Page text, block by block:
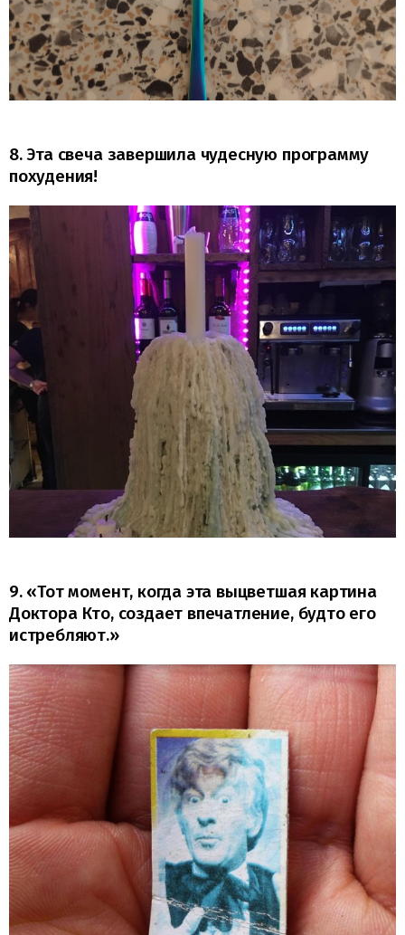
8. Эта свеча завершила чудесную программу
похудения!
9. «Тот момент, когда эта выцветшая картина
Доктора Кто, создает впечатление, будто его
истребляют.»